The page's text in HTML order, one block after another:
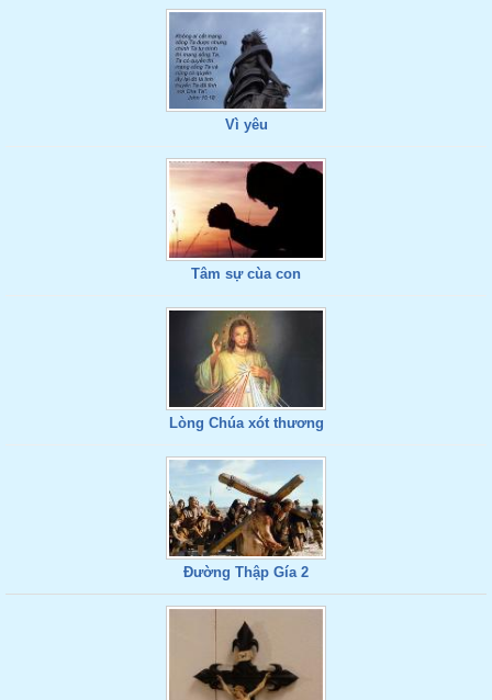
Vì yêu
Tâm sự cùa con
Lòng Chúa xót thương
Đường Thập Gía 2